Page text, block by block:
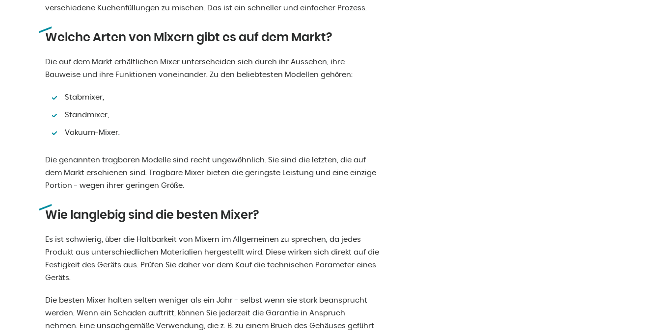
verschiedene Kuchenfüllungen zu mischen. Das ist ein schneller und einfacher Prozess.
Welche Arten von Mixern gibt es auf dem Markt?
Die auf dem Markt erhältlichen Mixer unterscheiden sich durch ihr Aussehen, ihre
Bauweise und ihre Funktionen voneinander. Zu den beliebtesten Modellen gehören:
Stabmixer,
Standmixer,
Vakuum-Mixer.
Die genannten tragbaren Modelle sind recht ungewöhnlich. Sie sind die letzten, die auf
dem Markt erschienen sind. Tragbare Mixer bieten die geringste Leistung und eine einzige
Portion - wegen ihrer geringen Größe.
Wie langlebig sind die besten Mixer?
Es ist schwierig, über die Haltbarkeit von Mixern im Allgemeinen zu sprechen, da jedes
Produkt aus unterschiedlichen Materialien hergestellt wird. Diese wirken sich direkt auf die
Festigkeit des Geräts aus. Prüfen Sie daher vor dem Kauf die technischen Parameter eines
Geräts.
Die besten Mixer halten selten weniger als ein Jahr - selbst wenn sie stark beansprucht
werden. Wenn ein Schaden auftritt, können Sie jederzeit die Garantie in Anspruch
nehmen. Eine unsachgemäße Verwendung, die z. B. zu einem Bruch des Gehäuses geführt